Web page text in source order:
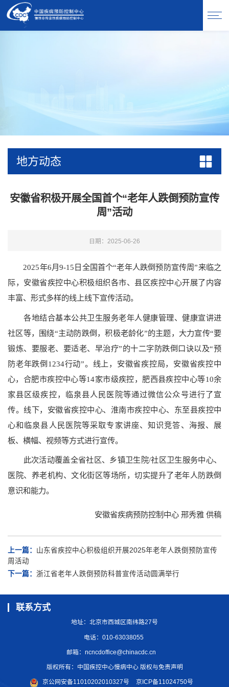
地方动态
安徽省积极开展全国首个“老年人跌倒预防宣传
周”活动
日期：2025-06-26
2025年6月9-15日全国首个“老年人跌倒预防宣传周”来临之
际，安徽省疾控中心积极组织各市、县区疾控中心开展了内容
丰富、形式多样的线上线下宣传活动。
各地结合基本公共卫生服务老年人健康管理、健康宣讲进
社区等，围绕“主动防跌倒，积极老龄化”的主题，大力宣传“要
锻炼、要服老、要适老、早治疗”的十二字防跌倒口诀以及“预
防老年跌倒1234行动”。线上，安徽省疾控局，安徽省疾控中
心，合肥市疾控中心等14家市级疾控，肥西县疾控中心等10余
家县区级疾控，临泉县人民医院等通过微信公众号进行了宣
传。线下，安徽省疾控中心、淮南市疾控中心、东至县疾控中
心和临泉县人民医院等采取专家讲座、知识竞答、海报、展
板、横幅、视频等方式进行宣传。
此次活动覆盖全省社区、乡镇卫生院/社区卫生服务中心、
医院、养老机构、文化街区等场所，切实提升了老年人防跌倒
意识和能力。
安徽省疾病预防控制中心 邢秀雅 供稿
上一篇： 山东省疾控中心积极组织开展2025年老年人跌倒预防宣传
周活动
下一篇： 浙江省老年人跌倒预防科普宣传活动圆满举行
联系方式
地址：北京市西城区南纬路27号
电话：010-63038055
邮箱：ncncdoffice@chinacdc.cn
版权所有：中国疾控中心慢病中心 版权与免责声明
京公网安备11010202010327号 京ICP备11024750号